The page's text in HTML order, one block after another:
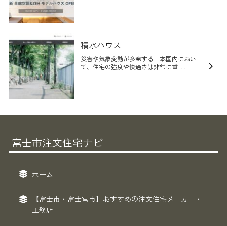
積水ハウス
災害や気象変動が多発する日本国内におい
て、住宅の強度や快適さは非常に重 ....
富士市注文住宅ナビ
ホーム
【富士市・富士宮市】おすすめの注文住宅メーカー・
工務店